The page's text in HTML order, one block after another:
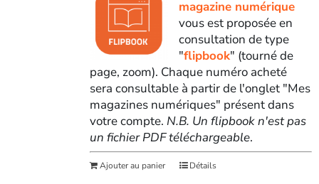
magazine numérique
vous est proposée en
consultation de type
"flipbook" (tourné de
page, zoom). Chaque numéro acheté
sera consultable à partir de l'onglet "Mes
magazines numériques" présent dans
votre compte. N.B. Un flipbook n'est pas
un fichier PDF téléchargeable.
Ajouter au panier Détails